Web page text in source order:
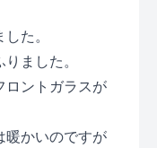
た。
ました。
ロントガラスが
暖かいのですが